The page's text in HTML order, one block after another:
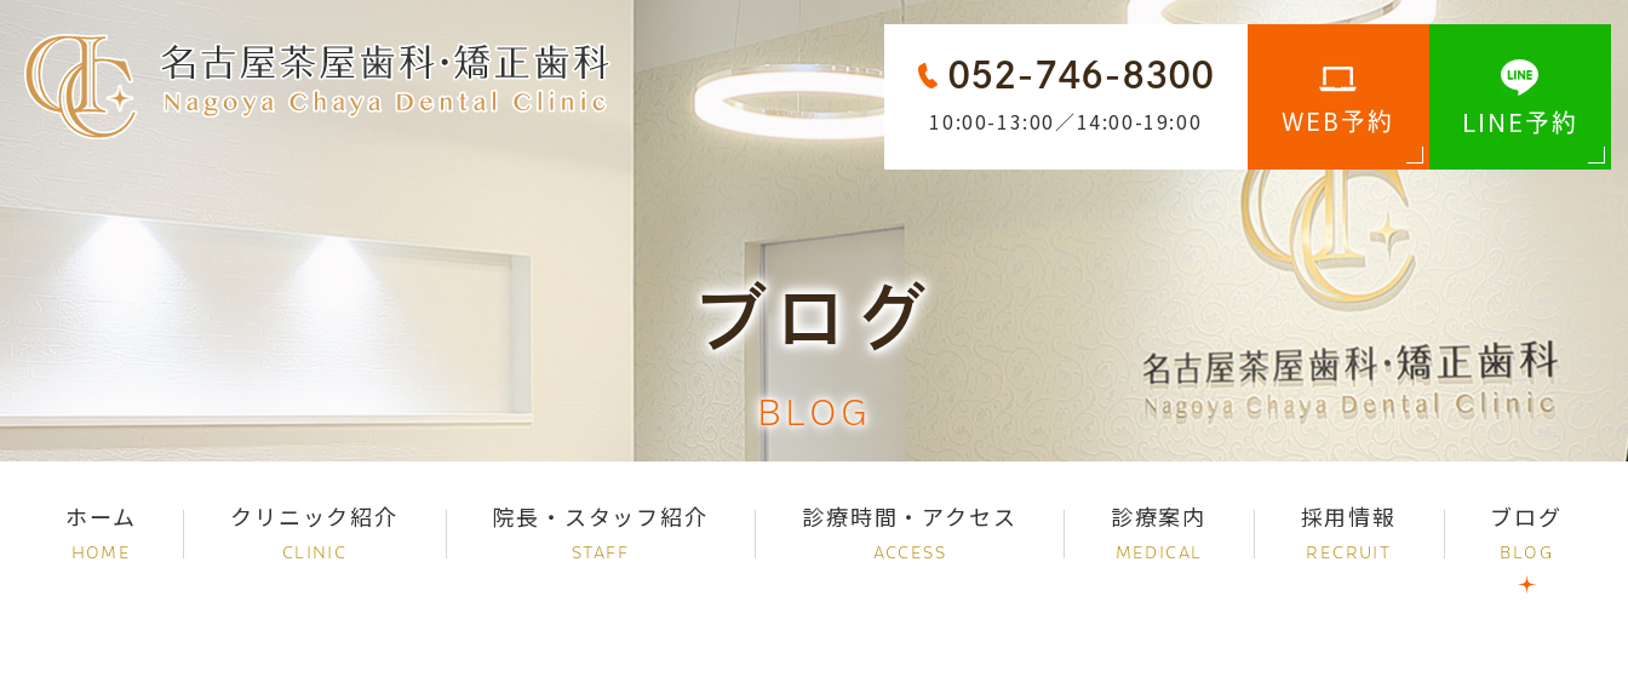
052-746-8300
10:00-13:00／14:00-19:00 WEB予約 LINE予約
ブログ
BLOG
ホーム
HOME
クリニック紹介
CLINIC
院長・スタッフ紹介
STAFF
診療時間・アクセス
ACCESS
診療案内
MEDICAL
採用情報
RECRUIT
ブログ
BLOG